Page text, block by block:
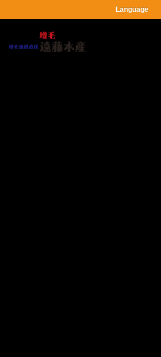
Language